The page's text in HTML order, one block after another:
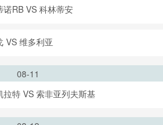
诺RB VS 科林蒂安
VS 维多利亚
08-11
拉特 VS 索非亚列夫斯基